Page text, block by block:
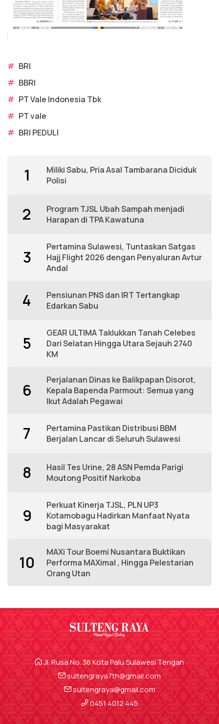
# BRI
# BBRI
# PT Vale Indonesia Tbk
# PT vale
# BRI PEDULI
1
Miliki Sabu, Pria Asal Tambarana Diciduk
Polisi
2
Program TJSL Ubah Sampah menjadi
Harapan di TPA Kawatuna
3
Pertamina Sulawesi, Tuntaskan Satgas
Hajj Flight 2026 dengan Penyaluran Avtur
Andal
4
Pensiunan PNS dan IRT Tertangkap
Edarkan Sabu
5
GEAR ULTIMA Taklukkan Tanah Celebes
Dari Selatan Hingga Utara Sejauh 2740
KM
6
Perjalanan Dinas ke Balikpapan Disorot,
Kepala Bapenda Parmout: Semua yang
Ikut Adalah Pegawai
7
Pertamina Pastikan Distribusi BBM
Berjalan Lancar di Seluruh Sulawesi
8
Hasil Tes Urine, 28 ASN Pemda Parigi
Moutong Positif Narkoba
9
Perkuat Kinerja TJSL, PLN UP3
Kotamobagu Hadirkan Manfaat Nyata
bagi Masyarakat
10
MAXi Tour Boemi Nusantara Buktikan
Performa MAXimal , Hingga Pelestarian
Orang Utan
Jl. Rusa No. 36 Kota Palu Sulawesi Tengah
sultengraya7th@gmail.com
sultengraya@gmail.com
0451 4012 445